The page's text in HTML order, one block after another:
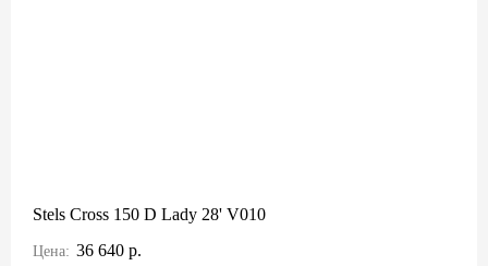
Stels Cross 150 D Lady 28' V010
Цена: 36 640 р.